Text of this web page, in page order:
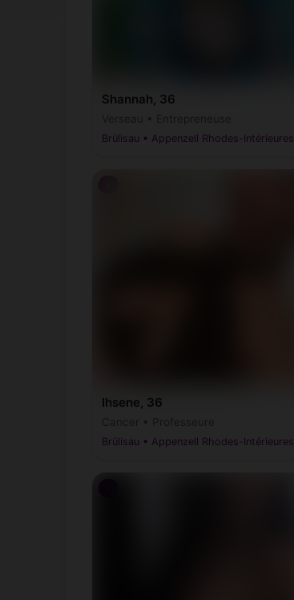
Shannah, 36
Brülisau • Appenzell Rhodes-Intérieures
Ihsene, 36
Brülisau • Appenzell Rhodes-Intérieures